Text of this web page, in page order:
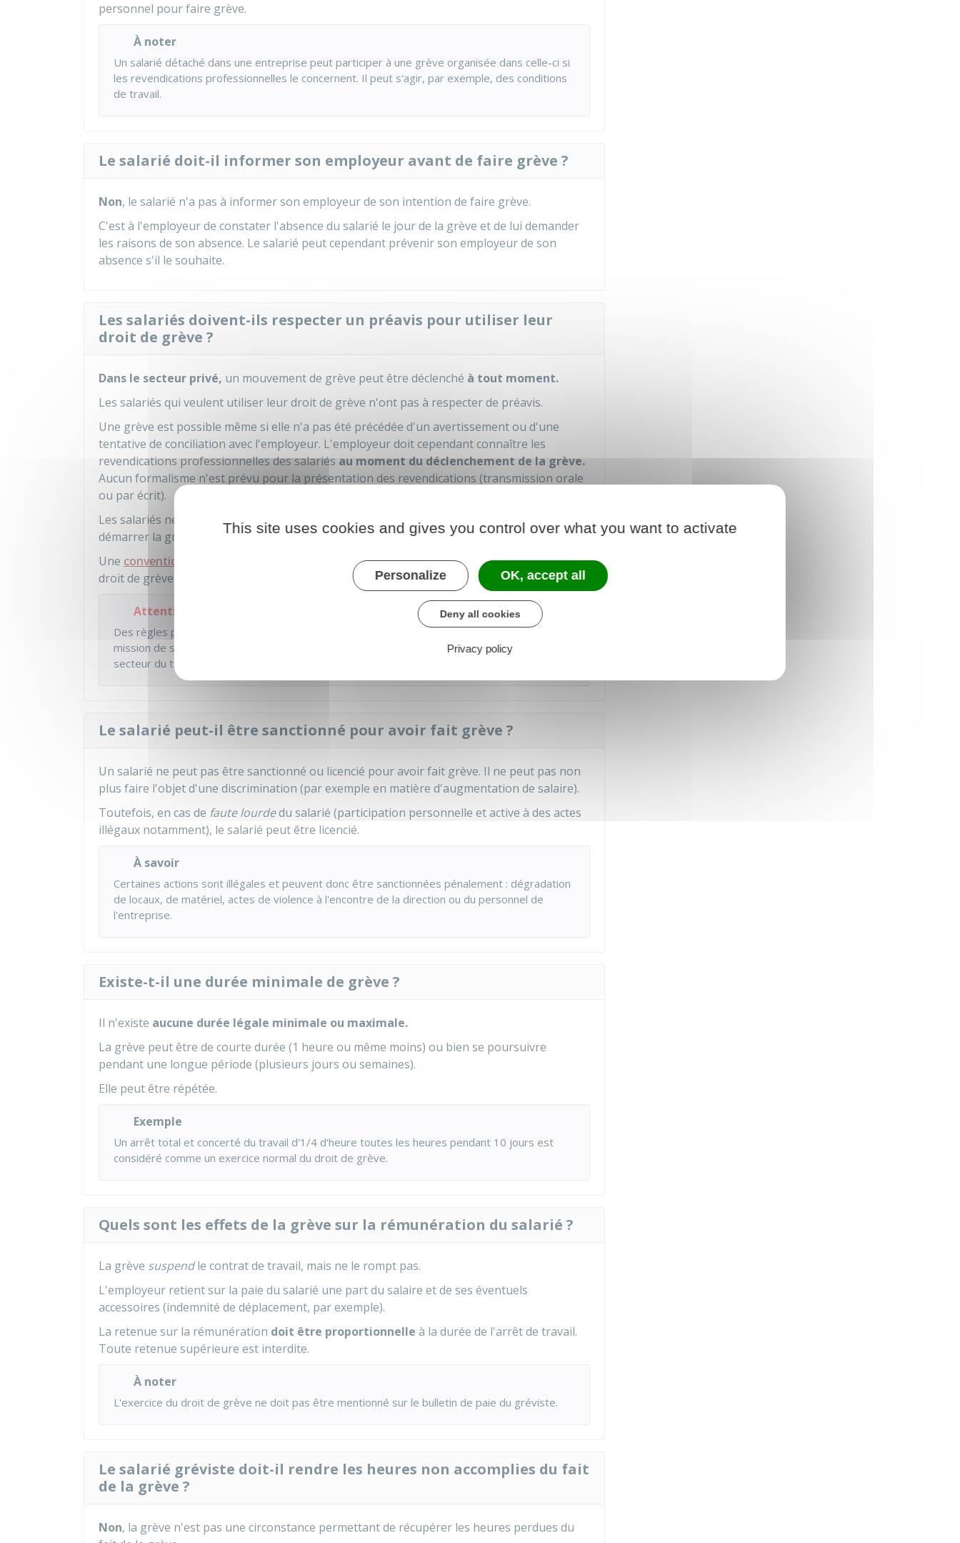
personnel pour faire grève.
À noter
Un salarié détaché dans une entreprise peut participer à une grève organisée dans celle-ci si
les revendications professionnelles le concernent. Il peut s'agir, par exemple, des conditions
de travail.
Le salarié doit-il informer son employeur avant de faire grève ?
Non, le salarié n'a pas à informer son employeur de son intention de faire grève.
C'est à l'employeur de constater l'absence du salarié le jour de la grève et de lui demander
les raisons de son absence. Le salarié peut cependant prévenir son employeur de son
absence s'il le souhaite.
Les salariés doivent-ils respecter un préavis pour utiliser leur
droit de grève ?
Dans le secteur privé, un mouvement de grève peut être déclenché à tout moment.
Les salariés qui veulent utiliser leur droit de grève n'ont pas à respecter de préavis.
Une grève est possible même si elle n'a pas été précédée d'un avertissement ou d'une
tentative de conciliation avec l'employeur. L'employeur doit cependant connaître les
revendications professionnelles des salariés au moment du déclenchement de la grève.
Aucun formalisme n'est prévu pour la présentation des revendications (transmission orale
ou par écrit).
Les salariés ne sont pas obligés d'attendre la réponse négative de leur employeur pour
démarrer la grève.
Une convention ou un accord collectif
ne peut pas limiter ou réglementer l'exercice du
droit de grève.
Attention
Des règles particulières s'appliquent aux organismes et établissements chargés d'une
mission de service public de transport terrestre de voyageurs et dans les entreprises du
secteur du transport aérien de voyageurs.
Le salarié peut-il être sanctionné pour avoir fait grève ?
Un salarié ne peut pas être sanctionné ou licencié pour avoir fait grève. Il ne peut pas non
plus faire l'objet d'une discrimination (par exemple en matière d'augmentation de salaire).
Toutefois, en cas de faute lourdedu salarié (participation personnelle et active à des actes
illégaux notamment), le salarié peut être licencié.
À savoir
Certaines actions sont illégales et peuvent donc être sanctionnées pénalement : dégradation
de locaux, de matériel, actes de violence à l'encontre de la direction ou du personnel de
l'entreprise.
Existe-t-il une durée minimale de grève ?
Il n'existe aucune durée légale minimale ou maximale.
La grève peut être de courte durée (1 heure ou même moins) ou bien se poursuivre
pendant une longue période (plusieurs jours ou semaines).
Elle peut être répétée.
Exemple
Un arrêt total et concerté du travail d'1/4 d'heure toutes les heures pendant 10 jours est
considéré comme un exercice normal du droit de grève.
Quels sont les effets de la grève sur la rémunération du salarié ?
La grève suspendle contrat de travail, mais ne le rompt pas.
L'employeur retient sur la paie du salarié une part du salaire et de ses éventuels
accessoires (indemnité de déplacement, par exemple).
La retenue sur la rémunération doit être proportionnelle à la durée de l'arrêt de travail.
Toute retenue supérieure est interdite.
À noter
L'exercice du droit de grève ne doit pas être mentionné sur le bulletin de paie du gréviste.
Le salarié gréviste doit-il rendre les heures non accomplies du fait
de la grève ?
Non, la grève n'est pas une circonstance permettant de récupérer les heures perdues du
This site uses cookies and gives you control over what you want to activate
Personalize OK, accept all
Deny all cookies
Privacy policy